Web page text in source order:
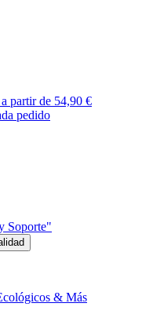
a partir de 54,90 €
pedido
Soporte"
& Más